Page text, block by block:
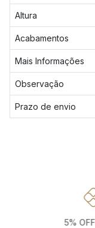
Altura
Acabamentos
Mais Informações
Observação
Prazo de envio
5%